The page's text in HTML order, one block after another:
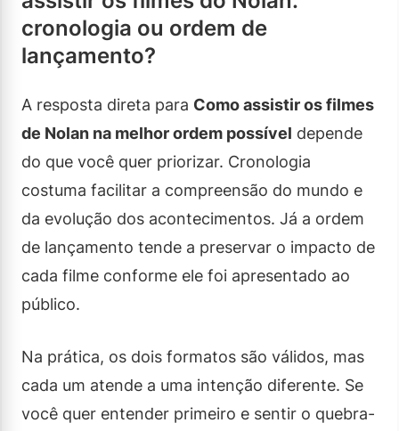
cronologia ou ordem de
lançamento?
A resposta direta para Como assistir os filmes
de Nolan na melhor ordem possível depende
do que você quer priorizar. Cronologia
costuma facilitar a compreensão do mundo e
da evolução dos acontecimentos. Já a ordem
de lançamento tende a preservar o impacto de
cada filme conforme ele foi apresentado ao
público.
Na prática, os dois formatos são válidos, mas
cada um atende a uma intenção diferente. Se
você quer entender primeiro e sentir o quebra-